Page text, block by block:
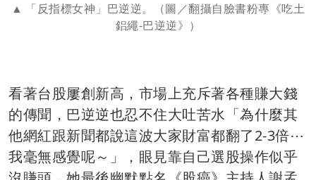
「反指標女神」巴逆逆。（圖／翻攝自臉書粉專《吃土
鋁繩-巴逆逆》）
看著台股屢創新高，市場上充斥著各種賺大錢
的傳聞，巴逆逆也忍不住大吐苦水「為什麼其
他網紅跟新聞都說這波大家財富都翻了2-3倍⋯
我毫無感覺呢～」，眼見靠自己選股操作似乎